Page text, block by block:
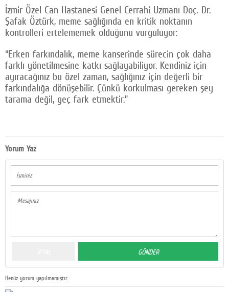
İzmir Özel Can Hastanesi Genel Cerrahi Uzmanı Doç. Dr.
Şafak Öztürk, meme sağlığında en kritik noktanın
kontrolleri ertelememek olduğunu vurguluyor:
“Erken farkındalık, meme kanserinde sürecin çok daha
farklı yönetilmesine katkı sağlayabiliyor. Kendiniz için
ayıracağınız bu özel zaman, sağlığınız için değerli bir
farkındalığa dönüşebilir. Çünkü korkulması gereken şey
tarama değil, geç fark etmektir.”
Yorum Yaz
Henüz yorum yapılmamıştır.